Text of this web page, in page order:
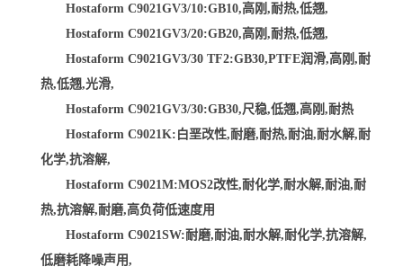
Hostaform C9021GV3/10:GB10,高刚,耐热,低翘,
Hostaform C9021GV3/20:GB20,高刚,耐热,低翘,
Hostaform C9021GV3/30 TF2:GB30,PTFE润滑,高刚,耐
热,低翘,光滑,
Hostaform C9021GV3/30:GB30,尺稳,低翘,高刚,耐热
Hostaform C9021K:白垩改性,耐磨,耐热,耐油,耐水解,耐
化学,抗溶解,
Hostaform C9021M:MOS2改性,耐化学,耐水解,耐油,耐
热,抗溶解,耐磨,高负荷低速度用
Hostaform C9021SW:耐磨,耐油,耐水解,耐化学,抗溶解,
低磨耗降噪声用,